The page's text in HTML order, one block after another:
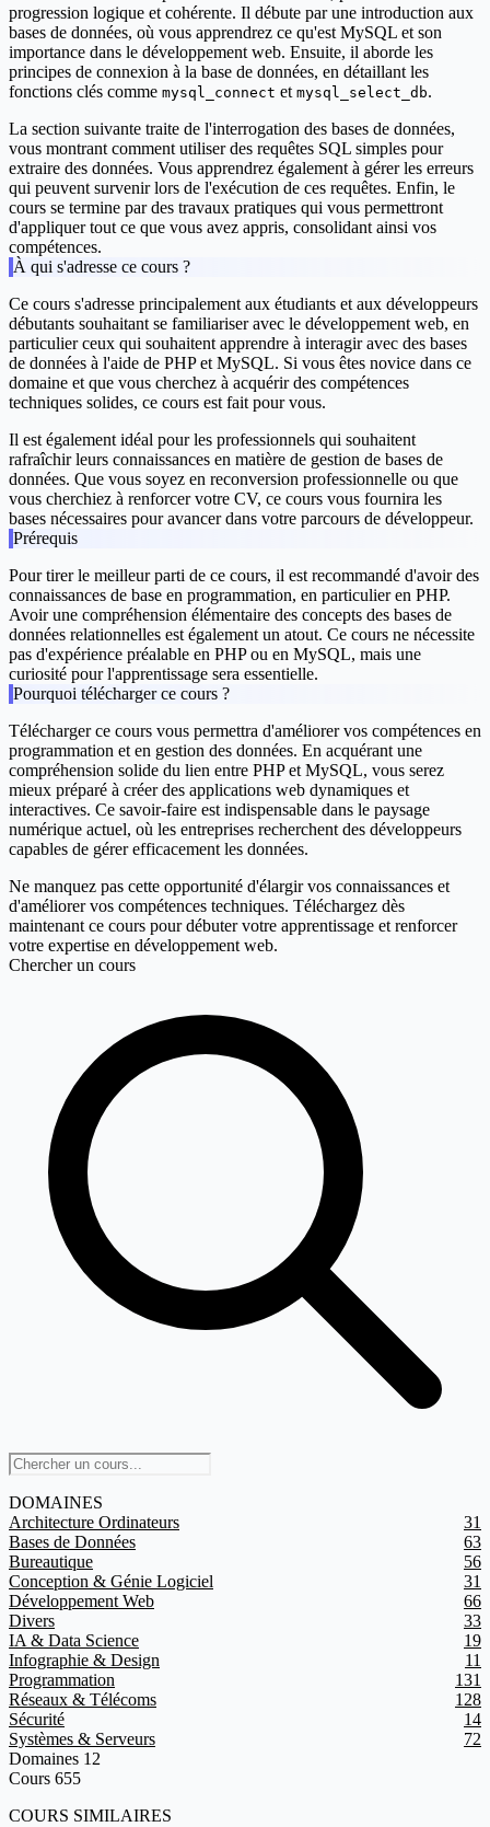
progression logique et cohérente. Il débute par une introduction aux
bases de données, où vous apprendrez ce qu'est MySQL et son
importance dans le développement web. Ensuite, il aborde les
principes de connexion à la base de données, en détaillant les
fonctions clés comme mysql_connect et mysql_select_db.
La section suivante traite de l'interrogation des bases de données,
vous montrant comment utiliser des requêtes SQL simples pour
extraire des données. Vous apprendrez également à gérer les erreurs
qui peuvent survenir lors de l'exécution de ces requêtes. Enfin, le
cours se termine par des travaux pratiques qui vous permettront
d'appliquer tout ce que vous avez appris, consolidant ainsi vos
compétences.
À qui s'adresse ce cours ?
Ce cours s'adresse principalement aux étudiants et aux développeurs
débutants souhaitant se familiariser avec le développement web, en
particulier ceux qui souhaitent apprendre à interagir avec des bases
de données à l'aide de PHP et MySQL. Si vous êtes novice dans ce
domaine et que vous cherchez à acquérir des compétences
techniques solides, ce cours est fait pour vous.
Il est également idéal pour les professionnels qui souhaitent
rafraîchir leurs connaissances en matière de gestion de bases de
données. Que vous soyez en reconversion professionnelle ou que
vous cherchiez à renforcer votre CV, ce cours vous fournira les
bases nécessaires pour avancer dans votre parcours de développeur.
Prérequis
Pour tirer le meilleur parti de ce cours, il est recommandé d'avoir des
connaissances de base en programmation, en particulier en PHP.
Avoir une compréhension élémentaire des concepts des bases de
données relationnelles est également un atout. Ce cours ne nécessite
pas d'expérience préalable en PHP ou en MySQL, mais une
curiosité pour l'apprentissage sera essentielle.
Pourquoi télécharger ce cours ?
Télécharger ce cours vous permettra d'améliorer vos compétences en
programmation et en gestion des données. En acquérant une
compréhension solide du lien entre PHP et MySQL, vous serez
mieux préparé à créer des applications web dynamiques et
interactives. Ce savoir-faire est indispensable dans le paysage
numérique actuel, où les entreprises recherchent des développeurs
capables de gérer efficacement les données.
Ne manquez pas cette opportunité d'élargir vos connaissances et
d'améliorer vos compétences techniques. Téléchargez dès
maintenant ce cours pour débuter votre apprentissage et renforcer
votre expertise en développement web.
Chercher un cours
DOMAINES
Architecture Ordinateurs
31
Bases de Données
63
Bureautique
56
Conception & Génie Logiciel
31
Développement Web
66
Divers
33
IA & Data Science
19
Infographie & Design
11
Programmation
131
Réseaux & Télécoms
128
Sécurité
14
Systèmes & Serveurs
72
Domaines 12
Cours 655
COURS SIMILAIRES